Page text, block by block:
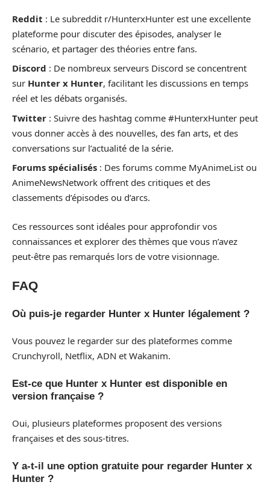
Reddit : Le subreddit r/HunterxHunter est une excellente
plateforme pour discuter des épisodes, analyser le
scénario, et partager des théories entre fans.
Discord : De nombreux serveurs Discord se concentrent
sur Hunter x Hunter, facilitant les discussions en temps
réel et les débats organisés.
Twitter : Suivre des hashtag comme #HunterxHunter peut
vous donner accès à des nouvelles, des fan arts, et des
conversations sur l’actualité de la série.
Forums spécialisés : Des forums comme MyAnimeList ou
AnimeNewsNetwork offrent des critiques et des
classements d’épisodes ou d’arcs.
Ces ressources sont idéales pour approfondir vos
connaissances et explorer des thèmes que vous n’avez
peut-être pas remarqués lors de votre visionnage.
FAQ
Où puis-je regarder Hunter x Hunter légalement ?
Vous pouvez le regarder sur des plateformes comme
Crunchyroll, Netflix, ADN et Wakanim.
Est-ce que Hunter x Hunter est disponible en
version française ?
Oui, plusieurs plateformes proposent des versions
françaises et des sous-titres.
Y a-t-il une option gratuite pour regarder Hunter x
Hunter ?